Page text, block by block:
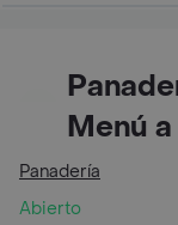
Menú
Panadería
Abierto